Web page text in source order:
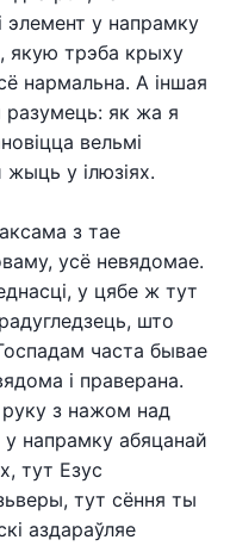
элемент у напрамку
якую трэба крыху
нармальна. А іншая
разумець: як жа я
вельмі
жыць у ілюзіях.
з тае
усё невядомае.
у цябе ж тут
што
часта бывае
і праверана.
руку з нажом над
у напрамку абяцанай
тут Езус
тут сёння ты
аздараўляе